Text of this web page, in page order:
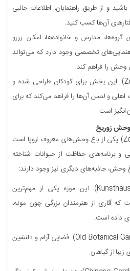
و از طریق راهنمایان، اطلاعات جالبی
آن‌ها کسب کنید.
مدارس و خانواده‌ها، امکان رزرو
تخصصی وجود دارد که می‌تواند
وحش را فراهم کند.
بخش زولینو (Zoolino): این بخش برای کودکان طراحی شده و
اهلی و لمس آن‌ها را فراهم می‌کند که برای
است.
وحش زوریخ
باغ وحش زوریخ (Zoo Zürich) یکی از باغ وحش‌های معروف اروپا است
برنامه‌های حفاظت از حیوانات شناخته
جاذبه‌های دیگری نیز وجود دارند:
(Kunsthaus Zürich): این موزه یکی از مهم‌ترین
آثاری از هنرمندان بزرگی چون مونه،
داده است.
باغ گیاه‌شناسی قدیمی (Old Botanical Garden): فضایی آرام و دلنشین
از گیاهان.